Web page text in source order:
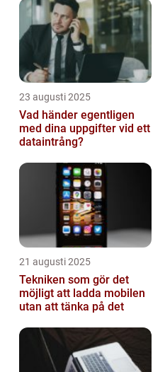
23 augusti 2025
Vad händer egentligen
med dina uppgifter vid ett
dataintrång?
21 augusti 2025
Tekniken som gör det
möjligt att ladda mobilen
utan att tänka på det